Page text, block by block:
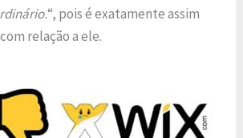
“, pois é exatamente assim
relação a ele.